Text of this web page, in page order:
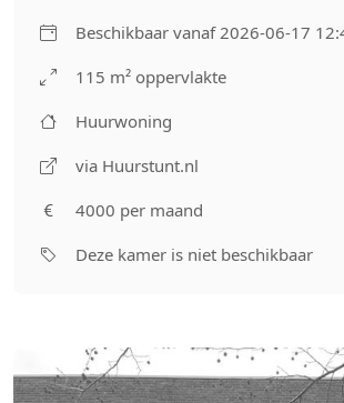
Beschikbaar vanaf 2026-06-17
115 m² oppervlakte
Huurwoning
via Huurstunt.nl
4000 per maand
Deze kamer is niet beschikbaar